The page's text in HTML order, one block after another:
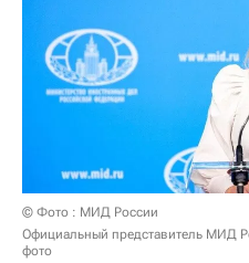
© Фото : МИД России
Официальный представитель МИД
фото